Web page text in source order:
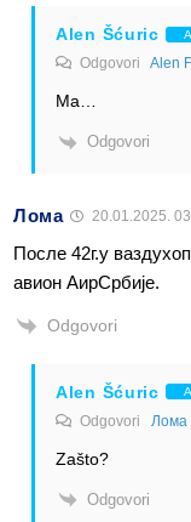
Alen Šćuric
Odgovori Alen
Ma…
Odgovori
Лома 20.01.2025.
После 42г.у
авион АирСрбије.
Odgovori
Alen Šćuric
Odgovori Лома
Zašto?
Odgovori